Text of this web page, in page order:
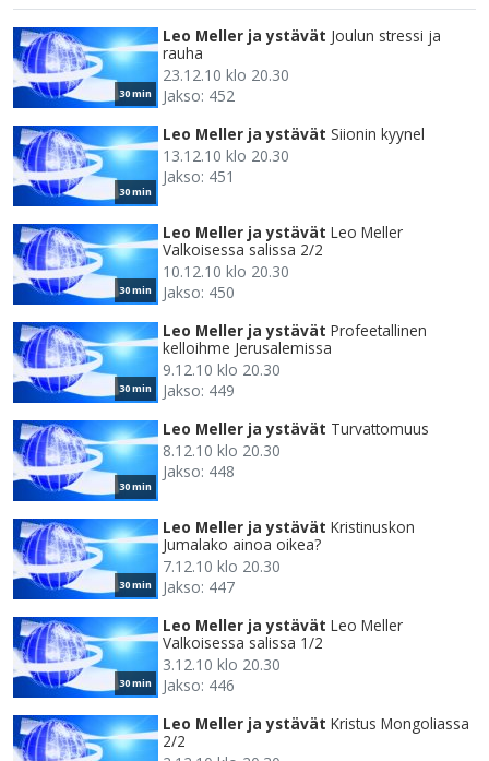
30 min
Leo Meller ja ystävät Joulun stressi ja
rauha
23.12.10 klo 20.30
Jakso: 452
30 min
Leo Meller ja ystävät Siionin kyynel
13.12.10 klo 20.30
Jakso: 451
30 min
Leo Meller ja ystävät Leo Meller
Valkoisessa salissa 2/2
10.12.10 klo 20.30
Jakso: 450
30 min
Leo Meller ja ystävät Profeetallinen
kelloihme Jerusalemissa
9.12.10 klo 20.30
Jakso: 449
30 min
Leo Meller ja ystävät Turvattomuus
8.12.10 klo 20.30
Jakso: 448
30 min
Leo Meller ja ystävät Kristinuskon
Jumalako ainoa oikea?
7.12.10 klo 20.30
Jakso: 447
30 min
Leo Meller ja ystävät Leo Meller
Valkoisessa salissa 1/2
3.12.10 klo 20.30
Jakso: 446
Leo Meller ja ystävät Kristus Mongoliassa
2/2